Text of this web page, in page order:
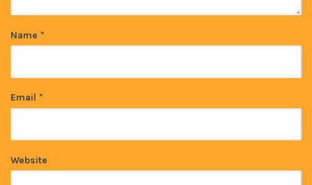
Name *
Email *
Website